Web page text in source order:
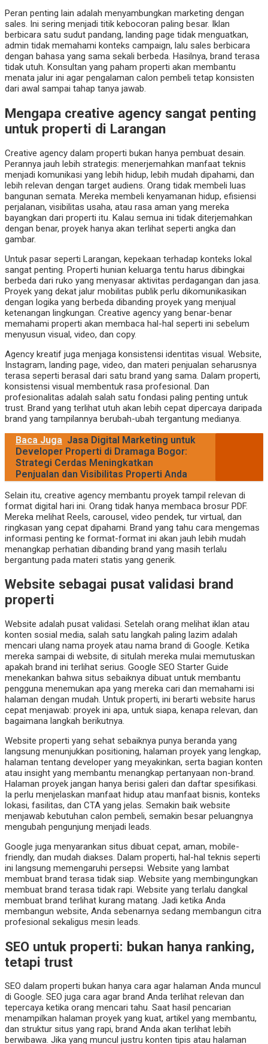
Peran penting lain adalah menyambungkan marketing dengan
sales. Ini sering menjadi titik kebocoran paling besar. Iklan
berbicara satu sudut pandang, landing page tidak menguatkan,
admin tidak memahami konteks campaign, lalu sales berbicara
dengan bahasa yang sama sekali berbeda. Hasilnya, brand terasa
tidak utuh. Konsultan yang paham properti akan membantu
menata jalur ini agar pengalaman calon pembeli tetap konsisten
dari awal sampai tahap tanya jawab.
Mengapa creative agency sangat penting
untuk properti di Larangan
Creative agency dalam properti bukan hanya pembuat desain.
Perannya jauh lebih strategis: menerjemahkan manfaat teknis
menjadi komunikasi yang lebih hidup, lebih mudah dipahami, dan
lebih relevan dengan target audiens. Orang tidak membeli luas
bangunan semata. Mereka membeli kenyamanan hidup, efisiensi
perjalanan, visibilitas usaha, atau rasa aman yang mereka
bayangkan dari properti itu. Kalau semua ini tidak diterjemahkan
dengan benar, proyek hanya akan terlihat seperti angka dan
gambar.
Untuk pasar seperti Larangan, kepekaan terhadap konteks lokal
sangat penting. Properti hunian keluarga tentu harus dibingkai
berbeda dari ruko yang menyasar aktivitas perdagangan dan jasa.
Proyek yang dekat jalur mobilitas publik perlu dikomunikasikan
dengan logika yang berbeda dibanding proyek yang menjual
ketenangan lingkungan. Creative agency yang benar-benar
memahami properti akan membaca hal-hal seperti ini sebelum
menyusun visual, video, dan copy.
Agency kreatif juga menjaga konsistensi identitas visual. Website,
Instagram, landing page, video, dan materi penjualan seharusnya
terasa seperti berasal dari satu brand yang sama. Dalam properti,
konsistensi visual membentuk rasa profesional. Dan
profesionalitas adalah salah satu fondasi paling penting untuk
trust. Brand yang terlihat utuh akan lebih cepat dipercaya daripada
brand yang tampilannya berubah-ubah tergantung medianya.
Baca Juga Jasa Digital Marketing untuk
Developer Properti di Dramaga Bogor:
Strategi Cerdas Meningkatkan
Penjualan dan Visibilitas Properti Anda
Selain itu, creative agency membantu proyek tampil relevan di
format digital hari ini. Orang tidak hanya membaca brosur PDF.
Mereka melihat Reels, carousel, video pendek, tur virtual, dan
ringkasan yang cepat dipahami. Brand yang tahu cara mengemas
informasi penting ke format-format ini akan jauh lebih mudah
menangkap perhatian dibanding brand yang masih terlalu
bergantung pada materi statis yang generik.
Website sebagai pusat validasi brand
properti
Website adalah pusat validasi. Setelah orang melihat iklan atau
konten sosial media, salah satu langkah paling lazim adalah
mencari ulang nama proyek atau nama brand di Google. Ketika
mereka sampai di website, di situlah mereka mulai memutuskan
apakah brand ini terlihat serius. Google SEO Starter Guide
menekankan bahwa situs sebaiknya dibuat untuk membantu
pengguna menemukan apa yang mereka cari dan memahami isi
halaman dengan mudah. Untuk properti, ini berarti website harus
cepat menjawab: proyek ini apa, untuk siapa, kenapa relevan, dan
bagaimana langkah berikutnya.
Website properti yang sehat sebaiknya punya beranda yang
langsung menunjukkan positioning, halaman proyek yang lengkap,
halaman tentang developer yang meyakinkan, serta bagian konten
atau insight yang membantu menangkap pertanyaan non-brand.
Halaman proyek jangan hanya berisi galeri dan daftar spesifikasi.
Ia perlu menjelaskan manfaat hidup atau manfaat bisnis, konteks
lokasi, fasilitas, dan CTA yang jelas. Semakin baik website
menjawab kebutuhan calon pembeli, semakin besar peluangnya
mengubah pengunjung menjadi leads.
Google juga menyarankan situs dibuat cepat, aman, mobile-
friendly, dan mudah diakses. Dalam properti, hal-hal teknis seperti
ini langsung memengaruhi persepsi. Website yang lambat
membuat brand terasa tidak siap. Website yang membingungkan
membuat brand terasa tidak rapi. Website yang terlalu dangkal
membuat brand terlihat kurang matang. Jadi ketika Anda
membangun website, Anda sebenarnya sedang membangun citra
profesional sekaligus mesin leads.
SEO untuk properti: bukan hanya ranking,
tetapi trust
SEO dalam properti bukan hanya cara agar halaman Anda muncul
di Google. SEO juga cara agar brand Anda terlihat relevan dan
tepercaya ketika orang mencari tahu. Saat hasil pencarian
menampilkan halaman proyek yang kuat, artikel yang membantu,
dan struktur situs yang rapi, brand Anda akan terlihat lebih
berwibawa. Jika yang muncul justru konten tipis atau halaman